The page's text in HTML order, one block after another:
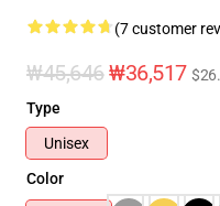
(7 customer
₩45,646₩36,517
Type
Unisex
Color